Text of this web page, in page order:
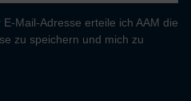
Mail-Adresse erteile ich AAM die
zu speichern und mich zu